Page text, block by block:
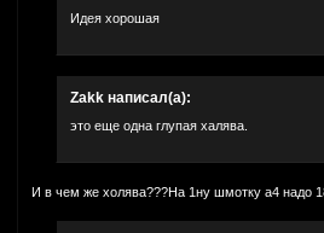
Идея хорошая
Zakk написал(а):
это еще одна глупая халява.
И в чем же холява???На 1ну шмотку а4 надо